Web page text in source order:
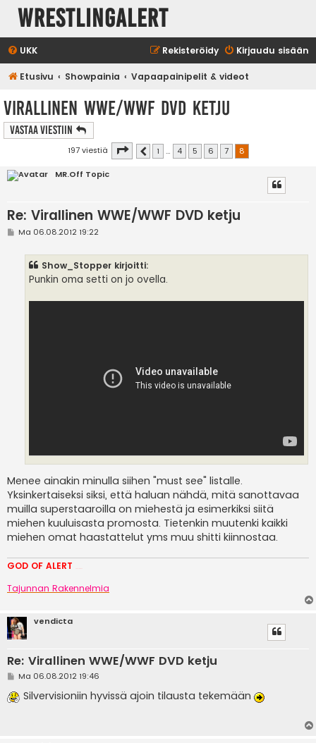
WrestlingAlert
UKK Kirjaudu sisään
Rekisteröidy
Etusivu Showpainia Vapaapainipelit & videot
Virallinen WWE/WWF DVD ketju
Vastaa Viestiin
197 viestiä Sivu 8
Edellinen
1 … 4 5 6 7 8
MR.Off Topic
Re: Virallinen WWE/WWF DVD ketju
VMa 06.08.2012 19:22
Show_Stopper kirjoitti:
Punkin oma setti on jo ovella.
Menee ainakin minulla siihen "must see" listalle.
Yksinkertaiseksi siksi, että haluan nähdä, mitä sanottavaa
muilla superstaaroilla on miehestä ja esimerkiksi siitä
miehen kuuluisasta promosta. Tietenkin muutenki kaikki
miehen omat haastattelut yms muu shitti kiinnostaa.
GOD OF ALERT
Tajunnan Rakennelmia
vendicta
Re: Virallinen WWE/WWF DVD ketju
V
e
s
Ma 06.08.2012 19:46
Silvervisioniin hyvissä ajoin tilausta tekemään